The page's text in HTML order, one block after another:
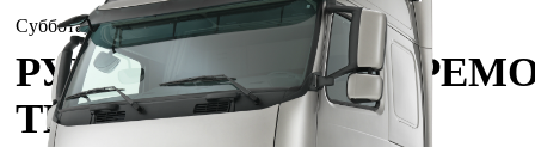
Суббота, 08.08.2026, 12:25
РУКОВОДСТВА ПО
ТЕХНИКИ